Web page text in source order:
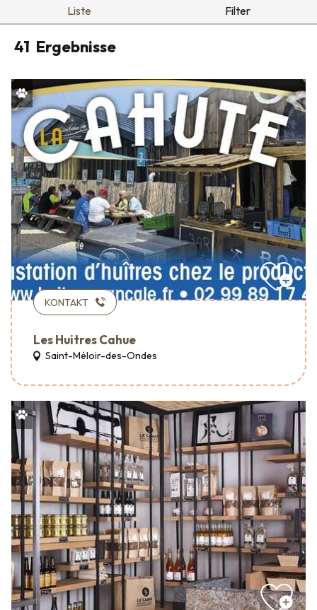
Liste Filter
41 Ergebnisse
KONTAKT
Les Huitres Cahue
Saint-Méloir-des-Ondes